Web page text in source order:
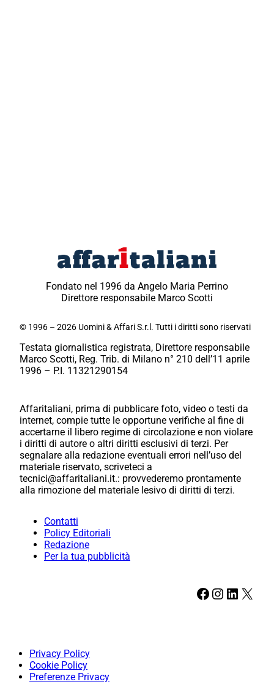
Fondato nel 1996 da Angelo Maria Perrino
Direttore responsabile Marco Scotti
© 1996 – 2026 Uomini & Affari S.r.l. Tutti i diritti sono riservati
Testata giornalistica registrata, Direttore responsabile
Marco Scotti, Reg. Trib. di Milano n° 210 dell’11 aprile
1996 – P.I. 11321290154
Affaritaliani, prima di pubblicare foto, video o testi da
internet, compie tutte le opportune verifiche al fine di
accertarne il libero regime di circolazione e non violare
i diritti di autore o altri diritti esclusivi di terzi. Per
segnalare alla redazione eventuali errori nell’uso del
materiale riservato, scriveteci a
tecnici@affaritaliani.it.: provvederemo prontamente
alla rimozione del materiale lesivo di diritti di terzi.
Contatti
Policy Editoriali
Redazione
Per la tua pubblicità
Facebook Instagram LinkedIn X
Privacy Policy
Cookie Policy
Preferenze Privacy